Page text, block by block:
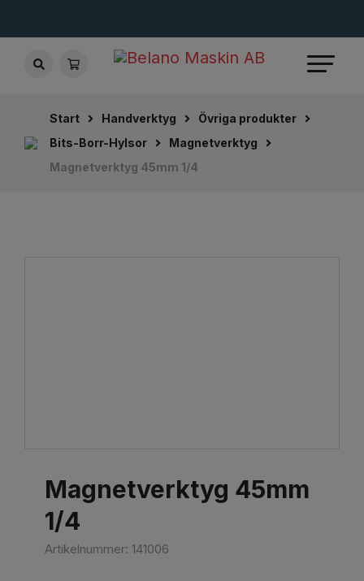
Start Handverktyg
Övriga produkter
Bits-Borr-Hylsor
Magnetverktyg
Magnetverktyg 45mm 1/4
Magnetverktyg 45mm
1/4
Artikelnummer: 141006